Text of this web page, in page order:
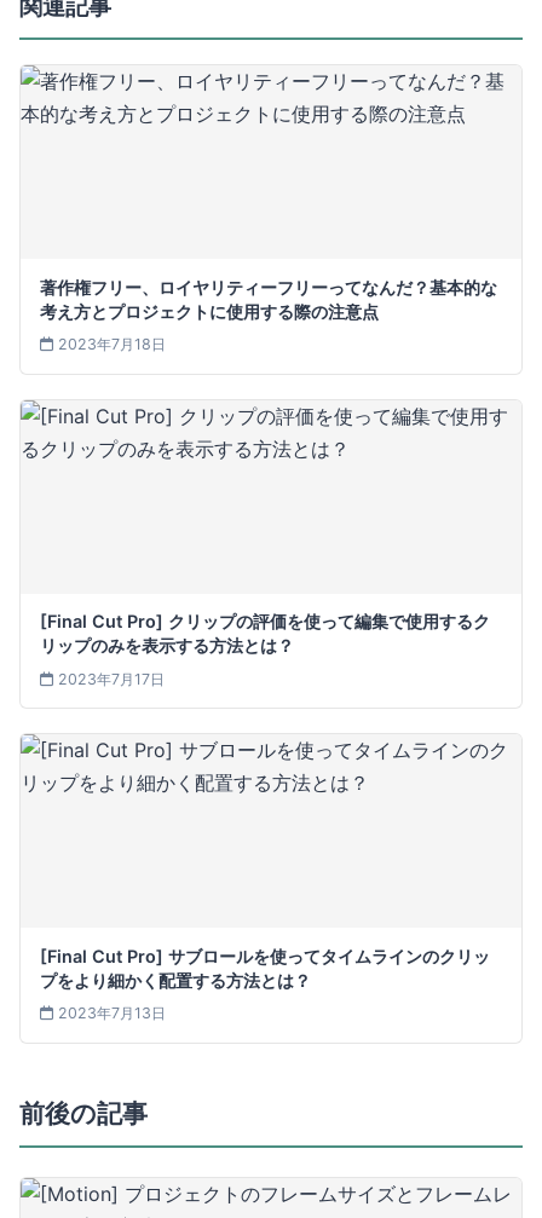
関連記事
著作権フリー、ロイヤリティーフリーってなんだ？基本的な
考え方とプロジェクトに使用する際の注意点
2023年7月18日
[Final Cut Pro] クリップの評価を使って編集で使用するク
リップのみを表示する方法とは？
2023年7月17日
[Final Cut Pro] サブロールを使ってタイムラインのクリッ
プをより細かく配置する方法とは？
2023年7月13日
前後の記事